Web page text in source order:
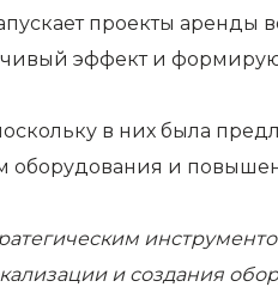
проекты аренды
эффект и
в них была
оборудования и
и создания